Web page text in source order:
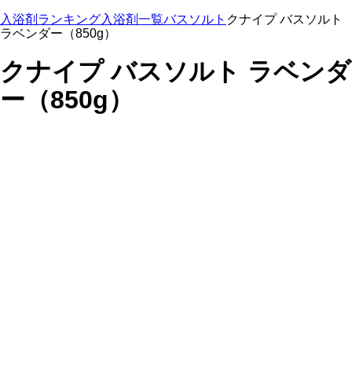
入浴剤ランキング入浴剤一覧バスソルト クナイプ バスソルト
ラベンダー（850g）
クナイプ バスソルト ラベンダ
ー（850g）